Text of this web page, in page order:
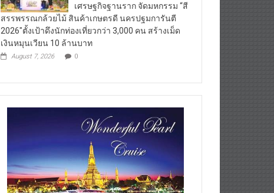
เศรษฐกิจฐานราก จัดมหกรรม “สี
สรรพรรณกล้วยไม้ สินค้าเกษตรดี นครปฐมการันตี
2026″ตั้งเป้าดึงนักท่องเที่ยวกว่า 3,000 คน สร้างเม็ด
เงินหมุนเวียน 10 ล้านบาท
August 7, 2026 0